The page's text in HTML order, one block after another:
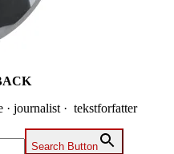
· journalist · tekstforfatter
Search Button